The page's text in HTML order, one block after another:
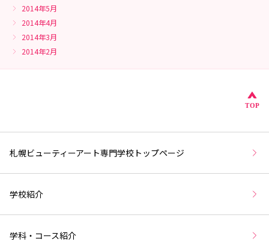
2014年5月
2014年4月
2014年3月
2014年2月
こ
TOP
札幌ビューティーアート専門学校トップページ
学校紹介
学科・コース紹介